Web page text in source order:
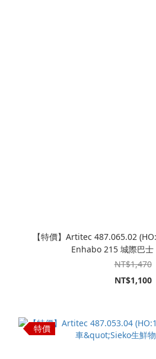
【特價】Artitec 487.065.02 (HO:1/87) City bus CSA1
Enhabo 215 城際巴士
NT$1,470
NT$1,100
特價